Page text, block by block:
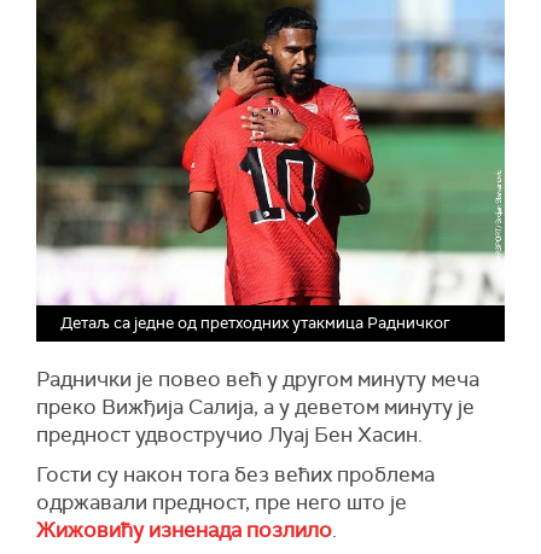
Детаљ са једне од претходних утакмица Радничког
Раднички је повео већ у другом минуту меча
преко Вижђија Салија, а у деветом минуту је
предност удвостручио Луај Бен Хасин.
Гости су након тога без већих проблема
одржавали предност, пре него што је
Жижовићу изненада позлило.